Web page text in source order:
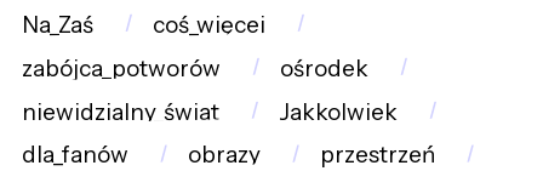
Na_Zaś
coś_więcej
zabójca_potworów
ośrodek
niewidzialny_świat
Jakkolwiek
dla_fanów
obrazy
przestrzeń